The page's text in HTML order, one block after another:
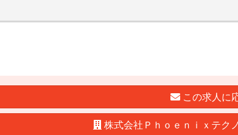
この求人に
株式会社Ｐｈｏｅｎｉｘテク